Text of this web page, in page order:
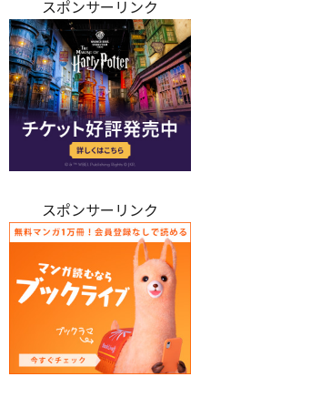
スポンサーリンク
スポンサーリンク